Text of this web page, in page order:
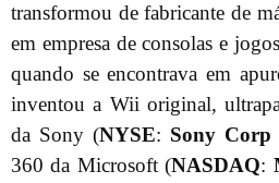
transformou de fabricante de
em empresa de consolas e
quando se encontrava em
inventou a Wii original,
da Sony (NYSE: Sony
360 da Microsoft (NASDAQ: